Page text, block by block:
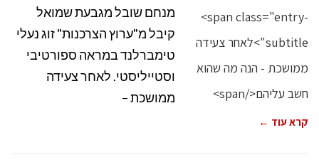
מנחם שובל מגבעת שמואל
קיבל מ"ערוץ הצרכנות" זוג נעלי
טימברלנד במראה ספורטיבי
וסטייליסטי. לאחר צעידה
ממושכת –
קרא עוד ←